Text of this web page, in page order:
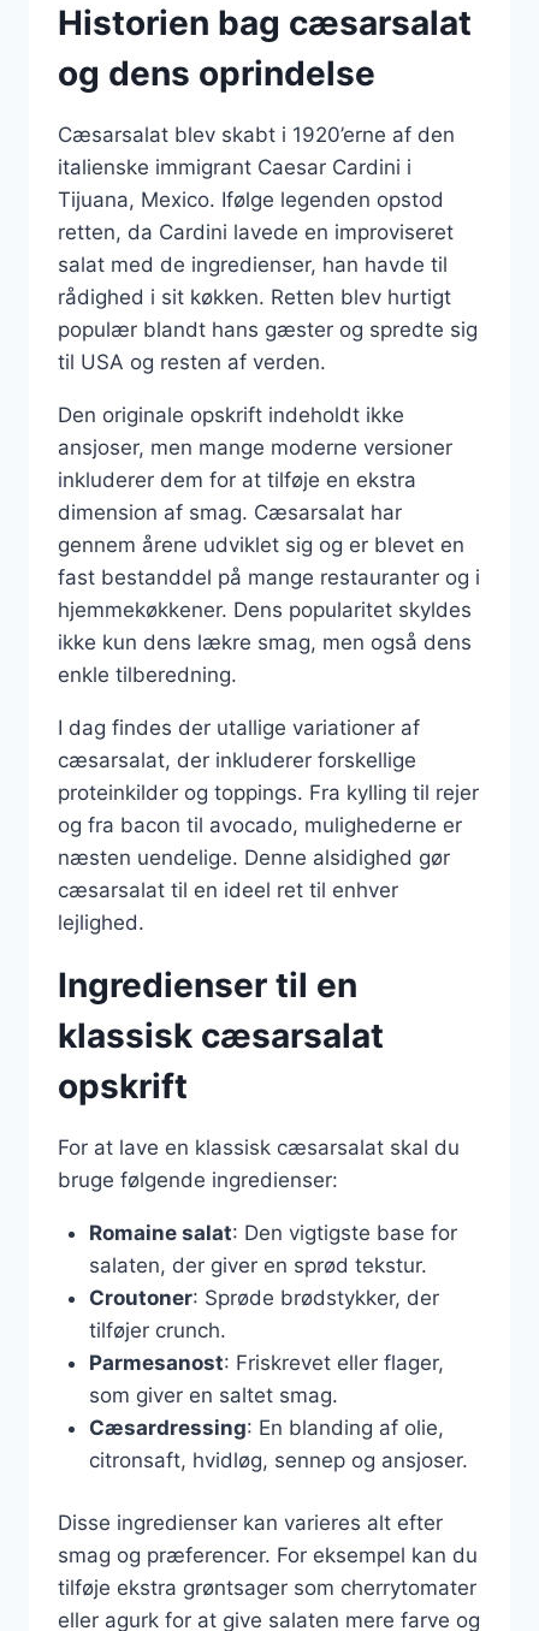
Historien bag cæsarsalat
og dens oprindelse
Cæsarsalat blev skabt i 1920’erne af den
italienske immigrant Caesar Cardini i
Tijuana, Mexico. Ifølge legenden opstod
retten, da Cardini lavede en improviseret
salat med de ingredienser, han havde til
rådighed i sit køkken. Retten blev hurtigt
populær blandt hans gæster og spredte sig
til USA og resten af verden.
Den originale opskrift indeholdt ikke
ansjoser, men mange moderne versioner
inkluderer dem for at tilføje en ekstra
dimension af smag. Cæsarsalat har
gennem årene udviklet sig og er blevet en
fast bestanddel på mange restauranter og i
hjemmekøkkener. Dens popularitet skyldes
ikke kun dens lækre smag, men også dens
enkle tilberedning.
I dag findes der utallige variationer af
cæsarsalat, der inkluderer forskellige
proteinkilder og toppings. Fra kylling til rejer
og fra bacon til avocado, mulighederne er
næsten uendelige. Denne alsidighed gør
cæsarsalat til en ideel ret til enhver
lejlighed.
Ingredienser til en
klassisk cæsarsalat
opskrift
For at lave en klassisk cæsarsalat skal du
bruge følgende ingredienser:
Romaine salat: Den vigtigste base for
salaten, der giver en sprød tekstur.
Croutoner: Sprøde brødstykker, der
tilføjer crunch.
Parmesanost: Friskrevet eller flager,
som giver en saltet smag.
Cæsardressing: En blanding af olie,
citronsaft, hvidløg, sennep og ansjoser.
Disse ingredienser kan varieres alt efter
smag og præferencer. For eksempel kan du
tilføje ekstra grøntsager som cherrytomater
eller agurk for at give salaten mere farve og